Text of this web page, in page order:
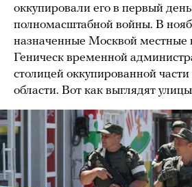
оккупировали его в первый день
полномасштабной войны. В
назначенные Москвой местные
Геническ временной
столицей оккупированной
области. Вот как выглядят